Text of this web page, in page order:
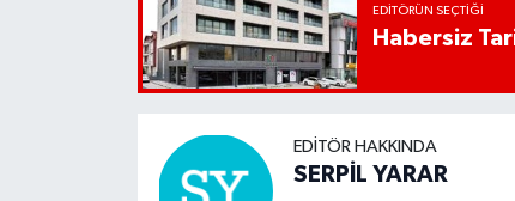
EDITÖRÜN SEÇTIĞI
Habersiz
EDITÖR HAKKINDA
SERPİL YARAR